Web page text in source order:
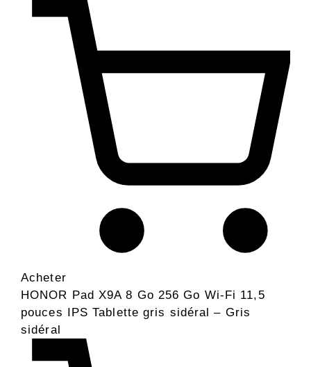
Acheter
HONOR Pad X9A 8 Go 256 Go Wi-Fi 11,5
pouces IPS Tablette gris sidéral – Gris
sidéral